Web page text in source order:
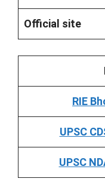
Official site
RIE
UPSC
UPSC